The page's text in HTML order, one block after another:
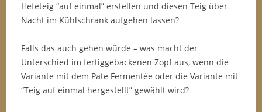
Hefeteig “auf einmal” erstellen und diesen Teig über
Nacht im Kühlschrank aufgehen lassen?
Falls das auch gehen würde – was macht der
Unterschied im fertiggebackenen Zopf aus, wenn die
Variante mit dem Pate Fermentée oder die Variante mit
“Teig auf einmal hergestellt” gewählt wird?